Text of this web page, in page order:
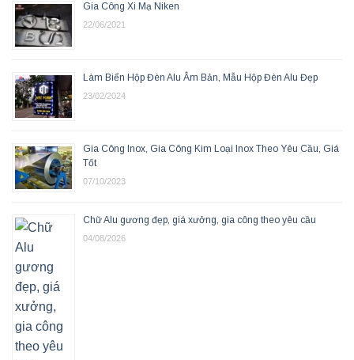
Gia Công Xi Mạ Niken
22/06/2021
Làm Biển Hộp Đèn Alu Âm Bản, Mẫu Hộp Đèn Alu Đẹp
23/02/2024
Gia Công Inox, Gia Công Kim Loại Inox Theo Yêu Cầu, Giá
Tốt
07/10/2023
Chữ Alu gương đẹp, giá xưởng, gia công theo yêu cầu
04/08/2026